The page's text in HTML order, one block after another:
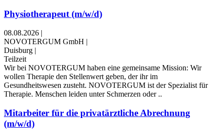
Physiotherapeut (m/w/d)
08.08.2026 |
NOVOTERGUM GmbH |
Duisburg |
Teilzeit
Wir bei NOVOTERGUM haben eine gemeinsame Mission: Wir
wollen Therapie den Stellenwert geben, der ihr im
Gesundheitswesen zusteht. NOVOTERGUM ist der Spezialist für
Therapie. Menschen leiden unter Schmerzen oder ..
Mitarbeiter für die privatärztliche Abrechnung
(m/w/d)